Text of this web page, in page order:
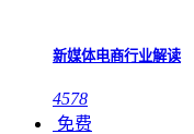
新媒体电商行业解读
4578
免费